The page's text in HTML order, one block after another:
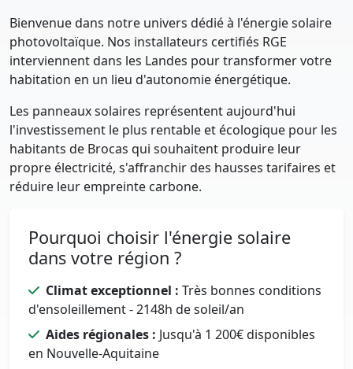
Bienvenue dans notre univers dédié à l'énergie solaire
photovoltaïque. Nos installateurs certifiés RGE
interviennent dans les Landes pour transformer votre
habitation en un lieu d'autonomie énergétique.
Les panneaux solaires représentent aujourd'hui
l'investissement le plus rentable et écologique pour les
habitants de Brocas qui souhaitent produire leur
propre électricité, s'affranchir des hausses tarifaires et
réduire leur empreinte carbone.
Pourquoi choisir l'énergie solaire
dans votre région ?
Climat exceptionnel : Très bonnes conditions
d'ensoleillement - 2148h de soleil/an
Aides régionales : Jusqu'à 1 200€ disponibles
en Nouvelle-Aquitaine